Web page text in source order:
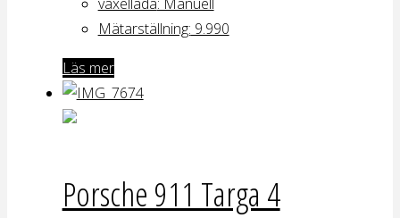
Mätarställning: 9.990
Läs mer
Porsche 911 Targa 4